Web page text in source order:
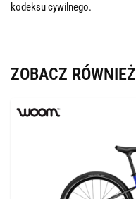
kodeksu cywilnego.
ZOBACZ RÓWNIEŻ